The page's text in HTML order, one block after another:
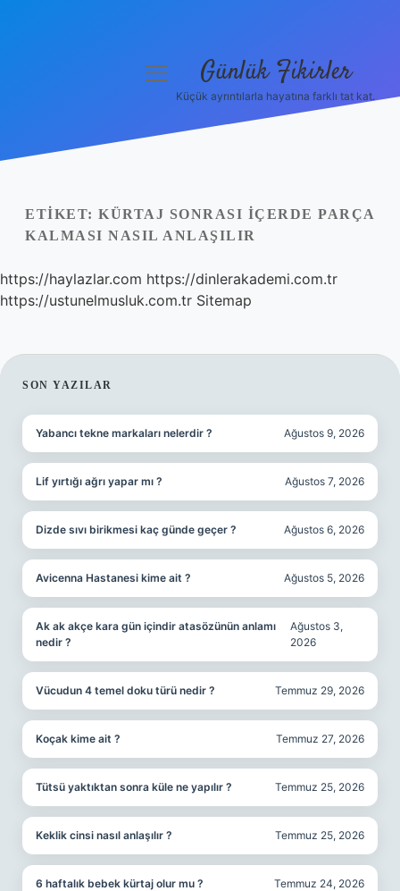
Yasal Uyarı
menüyü Günlük Fikirler
Küçük ayrıntılarla hayatına farklı tat kat.
ETIKET: KÜRTAJ SONRASI IÇERDE PARÇA
KALMASI NASIL ANLAŞILIR
https://haylazlar.com https://dinlerakademi.com.tr
https://ustunelmusluk.com.tr Sitemap
SIDEBAR
SON YAZILAR
Yabancı tekne markaları nelerdir ? Ağustos 9, 2026
Lif yırtığı ağrı yapar mı ? Ağustos 7, 2026
Dizde sıvı birikmesi kaç günde geçer ? Ağustos 6, 2026
Avicenna Hastanesi kime ait ? Ağustos 5, 2026
Ak ak akçe kara gün içindir atasözünün anlamı
nedir ?
Ağustos 3,
2026
Vücudun 4 temel doku türü nedir ? Temmuz 29, 2026
Koçak kime ait ? Temmuz 27, 2026
Tütsü yaktıktan sonra küle ne yapılır ? Temmuz 25, 2026
Keklik cinsi nasıl anlaşılır ? Temmuz 25, 2026
6 haftalık bebek kürtaj olur mu ? Temmuz 24, 2026